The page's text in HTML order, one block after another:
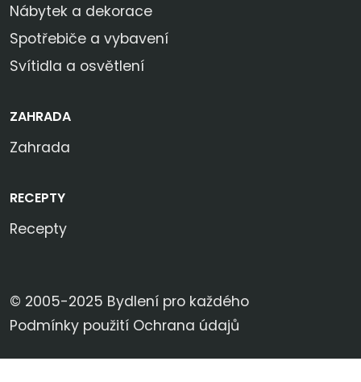
Nábytek a dekorace
Spotřebiče a vybavení
Svítidla a osvětlení
ZAHRADA
Zahrada
RECEPTY
Recepty
© 2005-2025 Bydlení pro každého
Podmínky použití Ochrana údajů